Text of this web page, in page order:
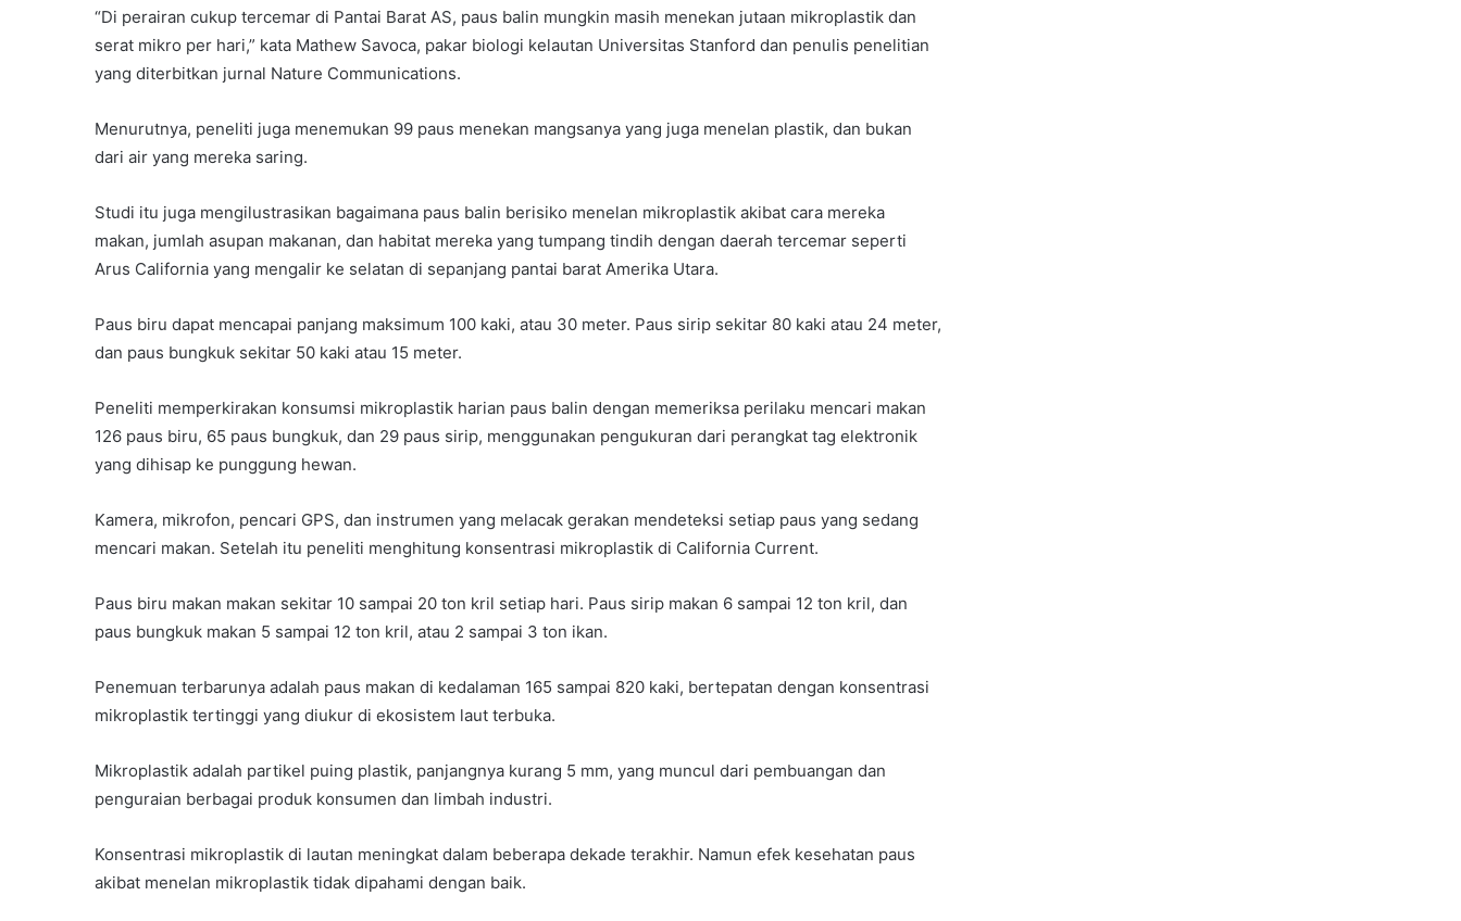
“Di perairan cukup tercemar di Pantai Barat AS, paus balin mungkin masih menekan jutaan mikroplastik dan
serat mikro per hari,” kata Mathew Savoca, pakar biologi kelautan Universitas Stanford dan penulis penelitian
yang diterbitkan jurnal Nature Communications.
Menurutnya, peneliti juga menemukan 99 paus menekan mangsanya yang juga menelan plastik, dan bukan
dari air yang mereka saring.
Studi itu juga mengilustrasikan bagaimana paus balin berisiko menelan mikroplastik akibat cara mereka
makan, jumlah asupan makanan, dan habitat mereka yang tumpang tindih dengan daerah tercemar seperti
Arus California yang mengalir ke selatan di sepanjang pantai barat Amerika Utara.
Paus biru dapat mencapai panjang maksimum 100 kaki, atau 30 meter. Paus sirip sekitar 80 kaki atau 24 meter,
dan paus bungkuk sekitar 50 kaki atau 15 meter.
Peneliti memperkirakan konsumsi mikroplastik harian paus balin dengan memeriksa perilaku mencari makan
126 paus biru, 65 paus bungkuk, dan 29 paus sirip, menggunakan pengukuran dari perangkat tag elektronik
yang dihisap ke punggung hewan.
Kamera, mikrofon, pencari GPS, dan instrumen yang melacak gerakan mendeteksi setiap paus yang sedang
mencari makan. Setelah itu peneliti menghitung konsentrasi mikroplastik di California Current.
Paus biru makan makan sekitar 10 sampai 20 ton kril setiap hari. Paus sirip makan 6 sampai 12 ton kril, dan
paus bungkuk makan 5 sampai 12 ton kril, atau 2 sampai 3 ton ikan.
Penemuan terbarunya adalah paus makan di kedalaman 165 sampai 820 kaki, bertepatan dengan konsentrasi
mikroplastik tertinggi yang diukur di ekosistem laut terbuka.
Mikroplastik adalah partikel puing plastik, panjangnya kurang 5 mm, yang muncul dari pembuangan dan
penguraian berbagai produk konsumen dan limbah industri.
Konsentrasi mikroplastik di lautan meningkat dalam beberapa dekade terakhir. Namun efek kesehatan paus
akibat menelan mikroplastik tidak dipahami dengan baik.